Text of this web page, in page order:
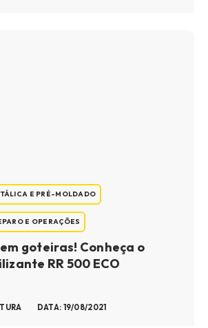
E PRÉ-MOLDADO
E OPERAÇÕES
goteiras! Conheça o
RR 500 ECO
DATA: 19/08/2021